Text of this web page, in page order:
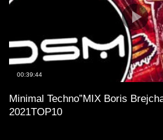
00:39:44
Minimal Technо”MIX Boris
2021TOP10